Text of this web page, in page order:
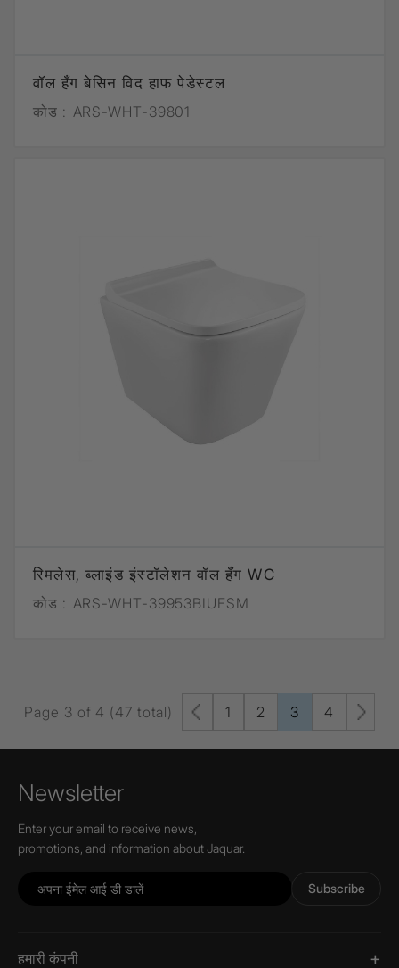
वॉल हँग बेसिन विद हाफ पेडेस्टल
कोड : ARS-WHT-39801
रिमलेस, ब्लाइंड इंस्टॉलेशन वॉल हँग WC
कोड : ARS-WHT-39953BIUFSM
Page 3 of 4 (47 total) 1 2 3 4
Newsletter
Enter your email to receive news,
promotions, and information about Jaquar.
Subscribe
हमारी कंपनी